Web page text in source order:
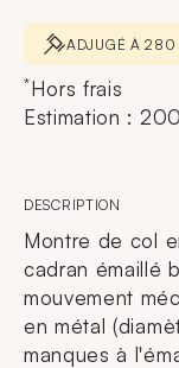
ADJUGÉ À 280
*Hors frais
Estimation :
DESCRIPTION
Montre de col
cadran émaillé
mouvement
en métal
manques à